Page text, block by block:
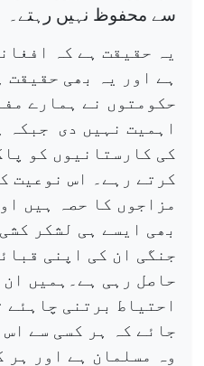
سے محفوظ نہیں رہتے۔
یہ حقیقت ہے کہ
ہے اور یہ بھی حقیقت
حکومتوں نے ہمارے
اہمیت نہیں دی
جبکہ
کی کارستانیوں کو
کرتے رہے۔ اس نوعیت
مزاجوں کا حصہ ہیں
بھی ایسے ہی لشکر
جنگی ان کی اپنی
حاصل رہی ہے۔ہمیں
احتیاط برتنی چاہئے
جائے کہ ہر کسی سے اس
وہ مسلمان ہے اور ہر